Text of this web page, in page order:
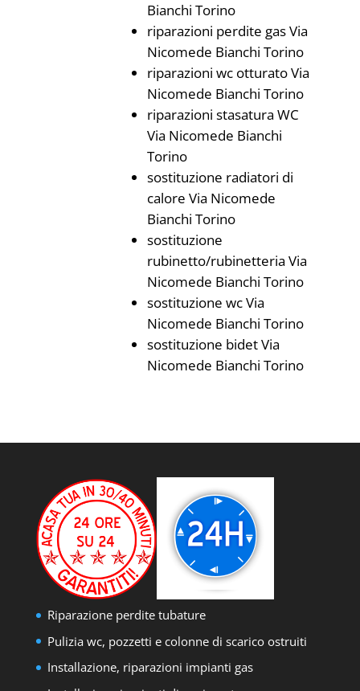
Bianchi Torino
riparazioni perdite gas Via
Nicomede Bianchi Torino
riparazioni wc otturato Via
Nicomede Bianchi Torino
riparazioni stasatura WC
Via Nicomede Bianchi
Torino
sostituzione radiatori di
calore Via Nicomede
Bianchi Torino
sostituzione
rubinetto/rubinetteria Via
Nicomede Bianchi Torino
sostituzione wc Via
Nicomede Bianchi Torino
sostituzione bidet Via
Nicomede Bianchi Torino
Riparazione perdite tubature
Pulizia wc, pozzetti e colonne di scarico ostruiti
Installazione, riparazioni impianti gas